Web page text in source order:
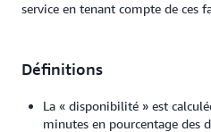
service en tenant compte de ces
Définitions
La « disponibilité » est
minutes en pourcentage des